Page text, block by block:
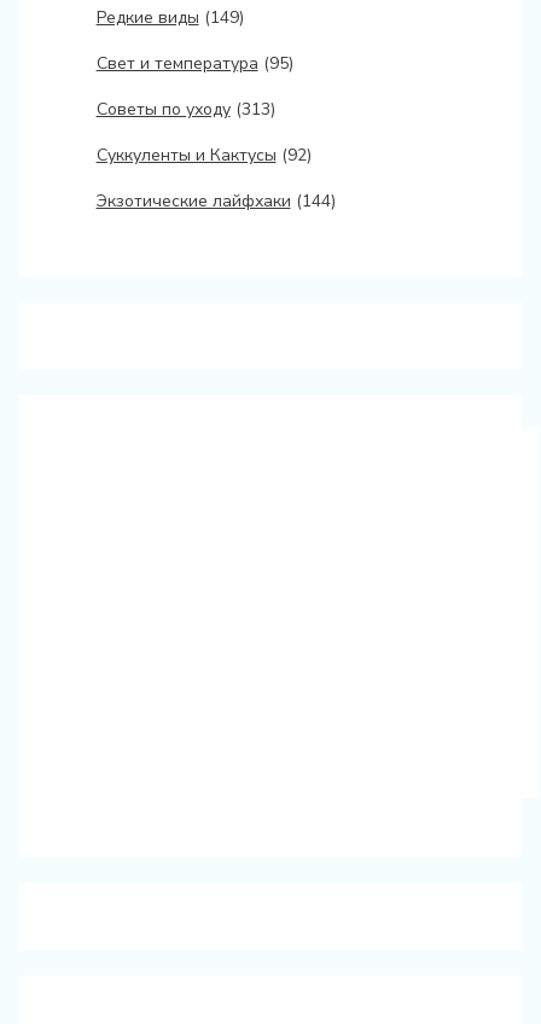
Редкие виды (149)
Свет и температура (95)
Советы по уходу(313)
Суккуленты и Кактусы (92)
Экзотические лайфхаки (144)